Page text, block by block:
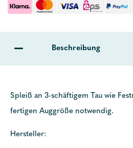
Beschreibung
Spleiß an 3-schäftigem Tau wie
fertigen Auggröße notwendig.
Hersteller: